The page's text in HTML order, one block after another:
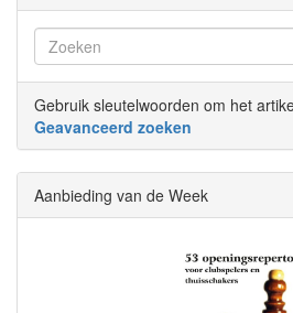
Gebruik sleutelwoorden om het
Geavanceerd zoeken
Aanbieding van de Week